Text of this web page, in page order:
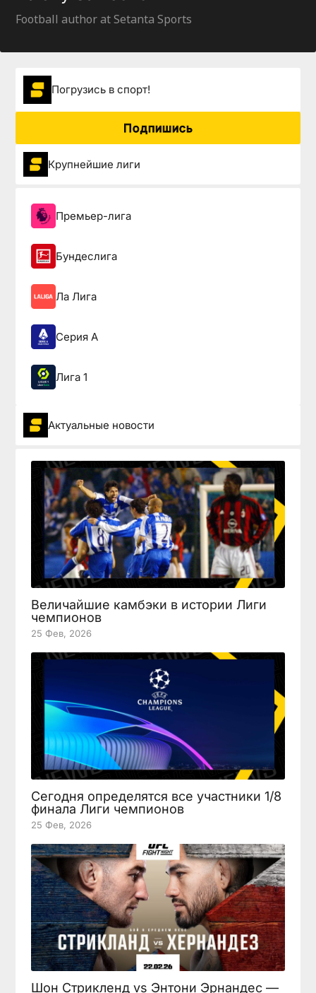
Football author at Setanta Sports
Погрузиcь в спорт!
Подпишись
Крупнейшие лиги
Премьер-лига
Бундеслига
Ла Лига
Серия А
Лига 1
Актуальные новости
Величайшие камбэки в истории Лиги
чемпионов
25 Фев, 2026
Сегодня определятся все участники 1/8
финала Лиги чемпионов
25 Фев, 2026
Шон Стрикленд vs Энтони Эрнандес —